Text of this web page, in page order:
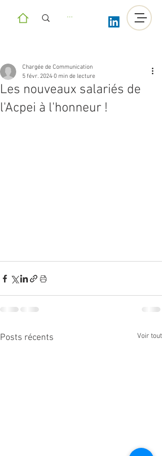
Les nouveaux salariés de
l'Acpei à l'honneur !
Chargée de Communication
5 févr. 2024 0 min de lecture
Posts récents Voir tout